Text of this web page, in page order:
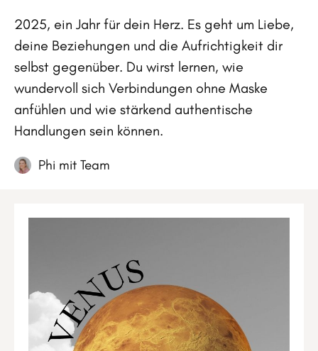
2025, ein Jahr für dein Herz. Es geht um Liebe,
deine Beziehungen und die Aufrichtigkeit dir
selbst gegenüber. Du wirst lernen, wie
wundervoll sich Verbindungen ohne Maske
anfühlen und wie stärkend authentische
Handlungen sein können.
Phi mit Team